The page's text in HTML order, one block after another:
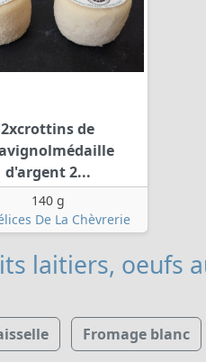
2xcrottins de
d'argent 2...
140 g
De La Chèvrerie
laitiers, oeufs
Fromage blanc